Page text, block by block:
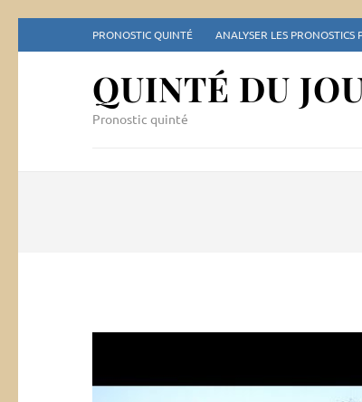
au
PRONOSTIC QUINTÉ ANALYSER LES PRONOSTICS
QUINTÉ DU
Pronostic quinté